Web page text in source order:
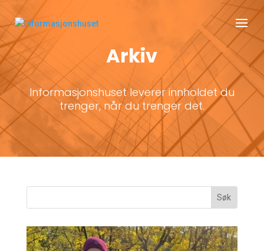
Arkiv
Informasjonshuset leverer innholdet du
trenger, når du trenger det.